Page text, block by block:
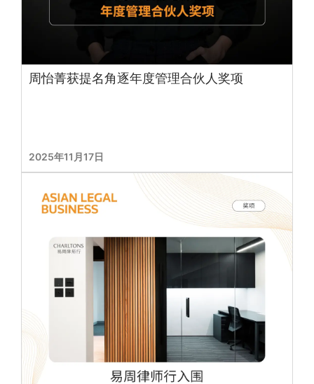
周怡菁获提名角逐年度管理合伙人奖项
2025年11月17日